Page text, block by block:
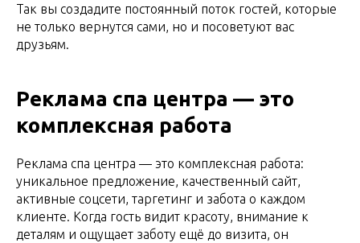
Так вы создадите постоянный поток гостей, которые
не только вернутся сами, но и посоветуют вас
друзьям.
Реклама спа центра — это
комплексная работа
Реклама спа центра — это комплексная работа:
уникальное предложение, качественный сайт,
активные соцсети, таргетинг и забота о каждом
клиенте. Когда гость видит красоту, внимание к
деталям и ощущает заботу ещё до визита, он